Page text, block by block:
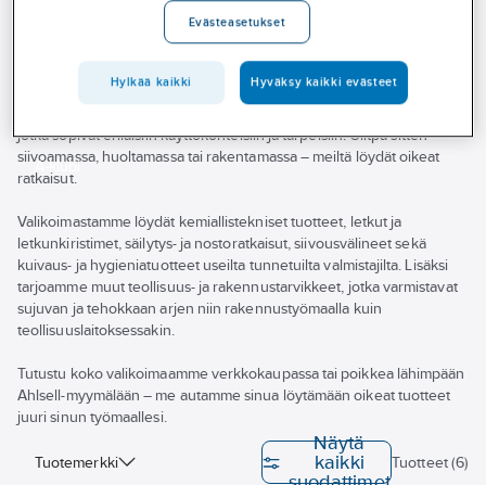
A-klubi
Tarvitsetko laadukkaita käyttötavaroita työmaallesi tai
kiinteistönhoitoon?
jotka sopivat erilaisiin käyttökohteisiin ja tarpeisiin. Olitpa sitten
siivoamassa, huoltamassa tai rakentamassa – meiltä löydät oikeat
ratkaisut.
Valikoimastamme löydät kemiallistekniset tuotteet, letkut ja
letkunkiristimet, säilytys- ja nostoratkaisut, siivousvälineet sekä
kuivaus- ja hygieniatuotteet useilta tunnetuilta valmistajilta. Lisäksi
tarjoamme muut teollisuus- ja rakennustarvikkeet, jotka varmistavat
sujuvan ja tehokkaan arjen niin rakennustyömaalla kuin
teollisuuslaitoksessakin.
Tutustu koko valikoimaamme verkkokaupassa tai poikkea lähimpään
Ahlsell-myymälään – me autamme sinua löytämään oikeat tuotteet
juuri sinun työmaallesi.
Tuotemerkki
Näytä
kaikki
Tuotteet (6)
Evästeasetukset
Hylkää kaikki Hyväksy kaikki evästeet